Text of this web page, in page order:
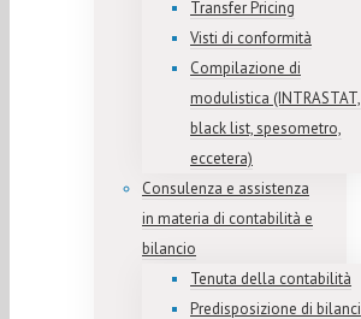
Transfer Pricing
Visti di conformità
Compilazione di
modulistica (INTRASTAT,
black list, spesometro,
eccetera)
Consulenza e assistenza
in materia di contabilità e
bilancio
Tenuta della contabilità
Predisposizione di bilanci